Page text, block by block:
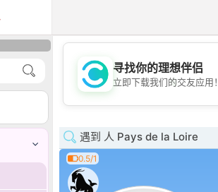
💖
寻找你的理想伴侣
立即下载我们的交友应用！
遇到 人 Pays de la Loire
0.5/1